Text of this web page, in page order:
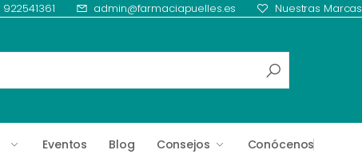
922541361 admin@farmaciapuelles.es Nuestras Marcas
Eventos Blog Consejos Conócenos